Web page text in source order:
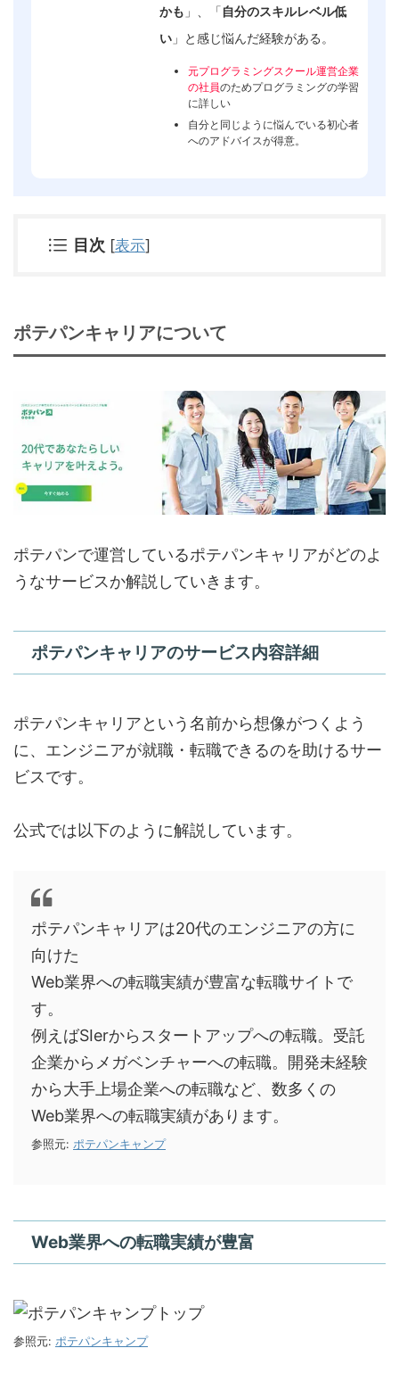
かも 」、「自分のスキルレベル低
い 」と感じ悩んだ経験がある。
元プログラミングスクール運営企業
の社員のためプログラミングの学習
に詳しい
自分と同じように悩んでいる初心者
へのアドバイスが得意。
目次 [表示]
ポテパンキャリアについて
ポテパンで運営しているポテパンキャリアがどのよ
うなサービスか解説していきます。
ポテパンキャリアのサービス内容詳細
ポテパンキャリアという名前から想像がつくよう
に、エンジニアが就職・転職できるのを助けるサー
ビスです。
公式では以下のように解説しています。
ポテパンキャリアは20代のエンジニアの方に
向けた
Web業界への転職実績が豊富な転職サイトで
す。
例えばSIerからスタートアップへの転職。受託
企業からメガベンチャーへの転職。開発未経験
から大手上場企業への転職など、数多くの
Web業界への転職実績があります。
参照元: ポテパンキャンプ
Web業界への転職実績が豊富
参照元: ポテパンキャンプ